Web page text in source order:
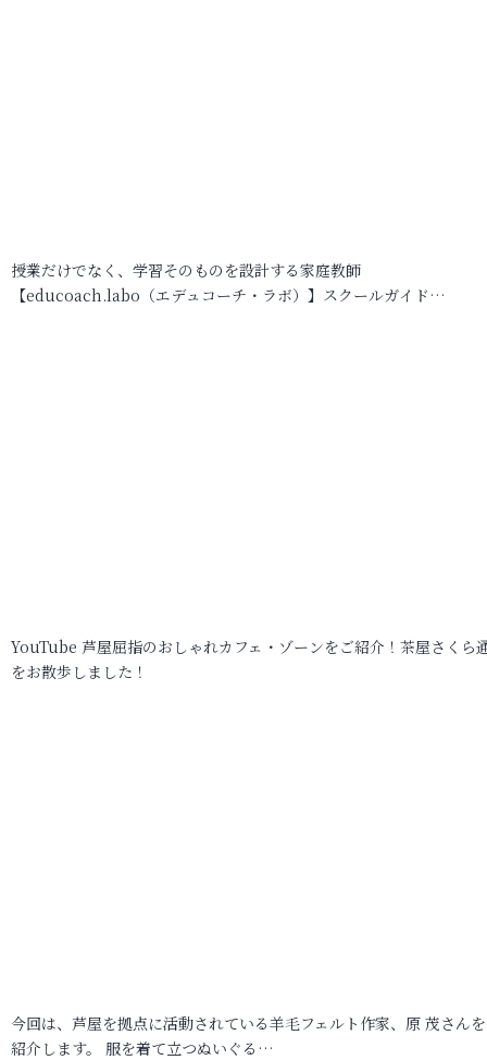
授業だけでなく、学習そのものを設計する家庭教師
【educoach.labo（エデュコーチ・ラボ）】スクールガイド…
YouTube 芦屋屈指のおしゃれカフェ・ゾーンをご紹介！茶屋さくら
をお散歩しました！
今回は、芦屋を拠点に活動されている羊毛フェルト作家、原 茂さん
紹介します。 服を着て立つぬいぐる…